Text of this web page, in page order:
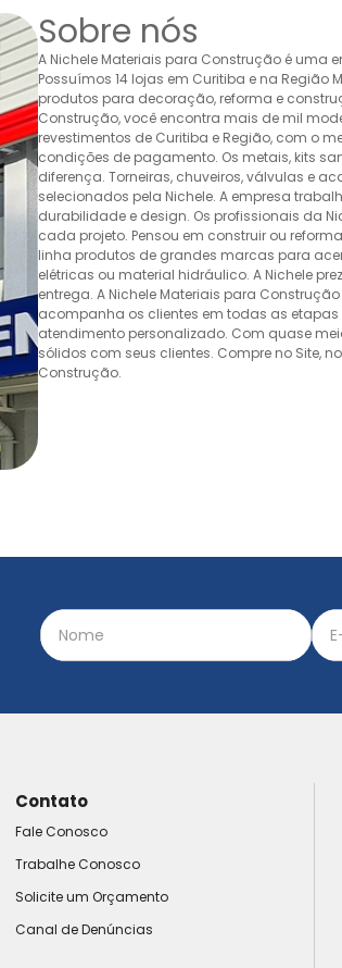
Sobre nós
A Nichele Materiais para Construção é uma
Possuímos 14 lojas em Curitiba e na
produtos para decoração, reforma e
Construção, você encontra mais de mil
revestimentos de Curitiba e Região, com o
condições de pagamento. Os metais, kits
diferença. Torneiras, chuveiros, válvulas e
selecionados pela Nichele. A empresa
durabilidade e design. Os profissionais da
cada projeto. Pensou em construir ou
linha produtos de grandes marcas para
elétricas ou material hidráulico. A Nichele
entrega. A Nichele Materiais para
acompanha os clientes em todas as etapas
atendimento personalizado. Com quase
sólidos com seus clientes. Compre no Site,
Construção.
Contato
Fale Conosco
Trabalhe Conosco
Solicite um Orçamento
Canal de Denúncias